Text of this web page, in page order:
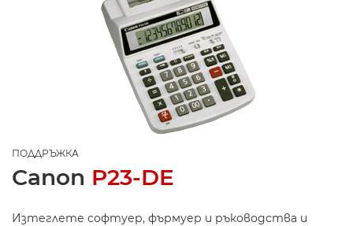
ПОДДРЪЖКА
Canon P23-DE
Изтеглете софтуер, фърмуер и ръководства и